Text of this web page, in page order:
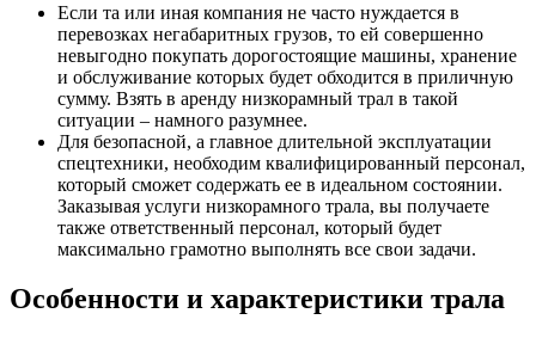
Если та или иная компания не часто нуждается в
перевозках негабаритных грузов, то ей совершенно
невыгодно покупать дорогостоящие машины, хранение
и обслуживание которых будет обходится в приличную
сумму. Взять в аренду низкорамный трал в такой
ситуации – намного разумнее.
Для безопасной, а главное длительной эксплуатации
спецтехники, необходим квалифицированный персонал,
который сможет содержать ее в идеальном состоянии.
Заказывая услуги низкорамного трала, вы получаете
также ответственный персонал, который будет
максимально грамотно выполнять все свои задачи.
Особенности и характеристики трала